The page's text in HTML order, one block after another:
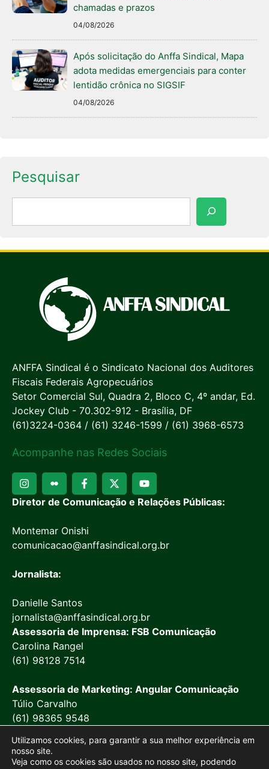
chamadas e prazos
04/08/2026
Após solicitação do Anffa Sindical, Mapa
adota medidas emergenciais para conter
lentidão crônica no SIGSIF
04/08/2026
Pesquisar
ANFFA Sindical é o Sindicato Nacional dos Auditores
Fiscais Federais Agropecuários
Setor Comercial Sul, Quadra 2, Bloco C, 4º andar, Ed.
Jockey Club - 70.302-912 - Brasília, DF
(61)3224-0364 / (61) 3246-1599 / (61) 3968-6573
Acompanhe nas Redes Sociais
Diretor de Comunicação e Relações Públicas:
Montemar Onishi
comunicacao@anffasindical.org.br
Jornalista:
Danielle Santos
jornalista@anffasindical.org.br
Assessoria de Imprensa: FSB Comunicação
Carolina Rangel
(61) 98128 7514
Assessoria de Marketing: Angular Comunicação
Túlio Carvalho
(61) 98365 9548
Utilizamos cookies, para garantir a sua melhor experiência em
nosso site.
Veja como os cookies são usados no nosso site, podendo